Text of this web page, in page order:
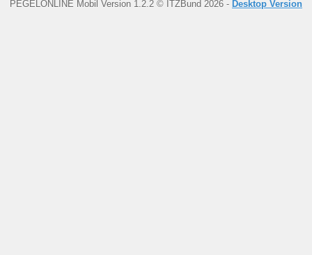
PEGELONLINE Mobil Version 1.2.2 © ITZBund 2026 - Desktop Version